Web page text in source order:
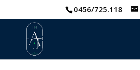
0456/725.118